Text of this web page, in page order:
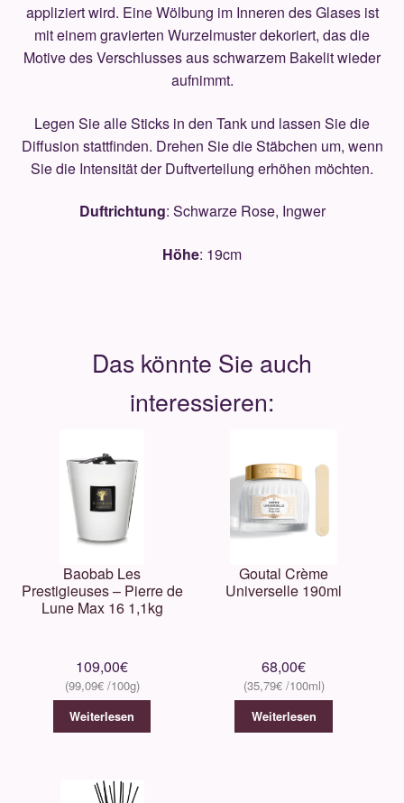
appliziert wird. Eine Wölbung im Inneren des Glases ist
mit einem gravierten Wurzelmuster dekoriert, das die
Motive des Verschlusses aus schwarzem Bakelit wieder
aufnimmt.
Legen Sie alle Sticks in den Tank und lassen Sie die
Diffusion stattfinden. Drehen Sie die Stäbchen um, wenn
Sie die Intensität der Duftverteilung erhöhen möchten.
Duftrichtung: Schwarze Rose, Ingwer
Höhe: 19cm
Baobab Les
Prestigieuses – Pierre de
Lune Max 16 1,1kg
109,00€
99,09€
Weiterlesen
Goutal Crème
Universelle 190ml
68,00€
35,79€
Weiterlesen